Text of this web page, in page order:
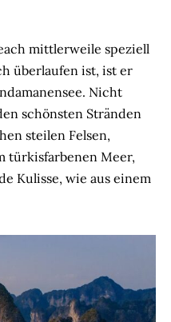
mittlerweile speziell
überlaufen ist, ist er
Nicht
schönsten Stränden
steilen Felsen,
türkisfarbenen Meer,
Kulisse, wie aus einem